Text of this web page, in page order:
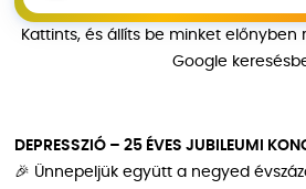
Kattints, és állíts be minket előnyben
Google
DEPRESSZIÓ – 25 ÉVES JUBILEUMI
🎉 Ünnepeljük együtt a negyed